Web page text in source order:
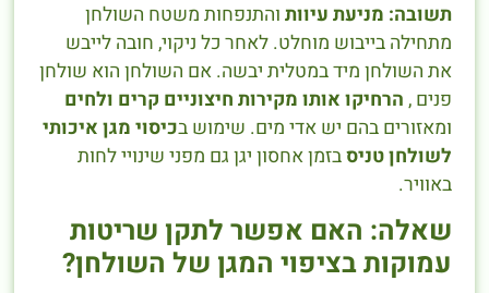
תשובה: מניעת עיוות והתנפחות משטח השולחן
מתחילה בייבוש מוחלט. לאחר כל ניקוי, חובה לייבש
את השולחן מיד במטלית יבשה. אם השולחן הוא שולחן
פנים , הרחיקו אותו מקירות חיצוניים קרים ולחים
ומאזורים בהם יש אדי מים. שימוש בכיסוי מגן איכותי
לשולחן טניסבזמן אחסון יגן גם מפני שינויי לחות
באוויר.
שאלה: האם אפשר לתקן שריטות
עמוקות בציפוי המגן של השולחן?